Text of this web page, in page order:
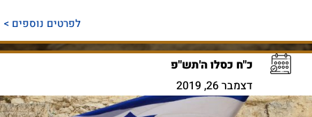
לפרטים נוספים >
כ"ח כסלו ה'תש"פ
דצמבר 26, 2019